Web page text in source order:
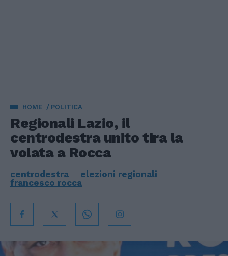
HOME POLITICA
Regionali Lazio, il
centrodestra unito tira la
volata a Rocca
centrodestra
elezioni regionali
francesco rocca